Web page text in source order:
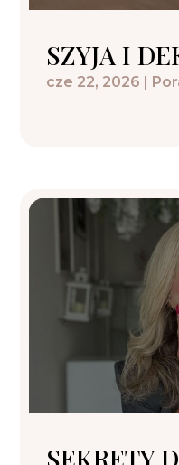
SZYJA I
cze 22, 2026 |
SEKRETY